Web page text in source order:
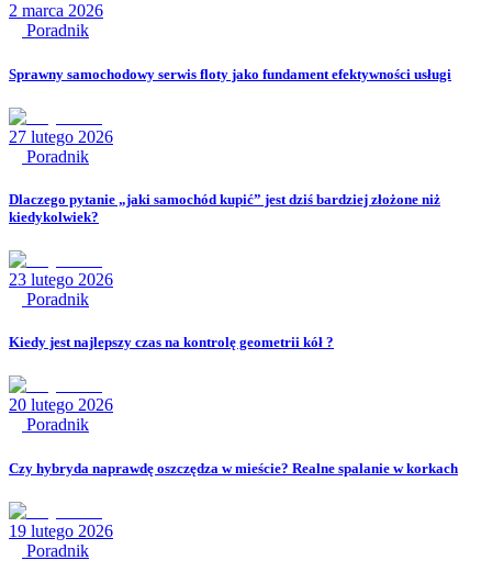
2 marca 2026
Poradnik
Sprawny samochodowy serwis floty jako fundament efektywności usługi
27 lutego 2026
Poradnik
Dlaczego pytanie „jaki samochód kupić” jest dziś bardziej złożone niż
kiedykolwiek?
23 lutego 2026
Poradnik
Kiedy jest najlepszy czas na kontrolę geometrii kół ?
20 lutego 2026
Poradnik
Czy hybryda naprawdę oszczędza w mieście? Realne spalanie w korkach
19 lutego 2026
Poradnik